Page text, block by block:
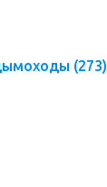
(273)